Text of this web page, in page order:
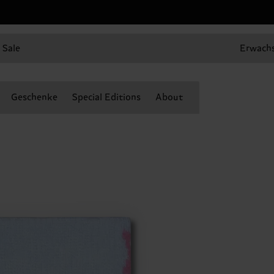
Sale
Geschenke Special Editions About